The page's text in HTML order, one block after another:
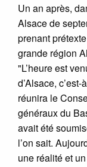
Un an après,
Alsace de
prenant
grande région
"L’heure est
d’Alsace,
réunira le
généraux du
avait été
l’on sait.
une réalité et